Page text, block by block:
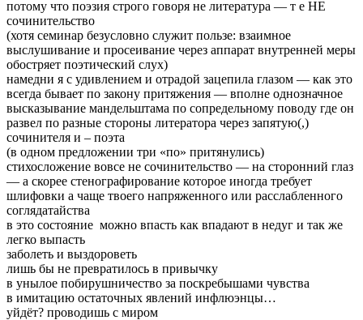
потому что поэзия строго говоря не литература — т е НЕ
сочинительство
(хотя семинар безусловно служит пользе: взаимное
выслушивание и просеивание через аппарат внутренней меры
обостряет поэтический слух)
намедни я с удивлением и отрадой зацепила глазом — как это
всегда бывает по закону притяжения — вполне однозначное
высказывание мандельштама по сопредельному поводу где он
развел по разные стороны литератора через запятую(,)
сочинителя и – поэта
(в одном предложении три «по» притянулись)
стихосложение вовсе не сочинительство — на сторонний глаз
— а скорее стенографирование которое иногда требует
шлифовки а чаще твоего напряженного или расслабленного
соглядатайства
в это состояние можно впасть как впадают в недуг и так же
легко выпасть
заболеть и выздороветь
лишь бы не превратилось в привычку
в унылое побирушничество за поскребышами чувства
в имитацию остаточных явлений инфлюэнцы…
уйдёт? проводишь с миром